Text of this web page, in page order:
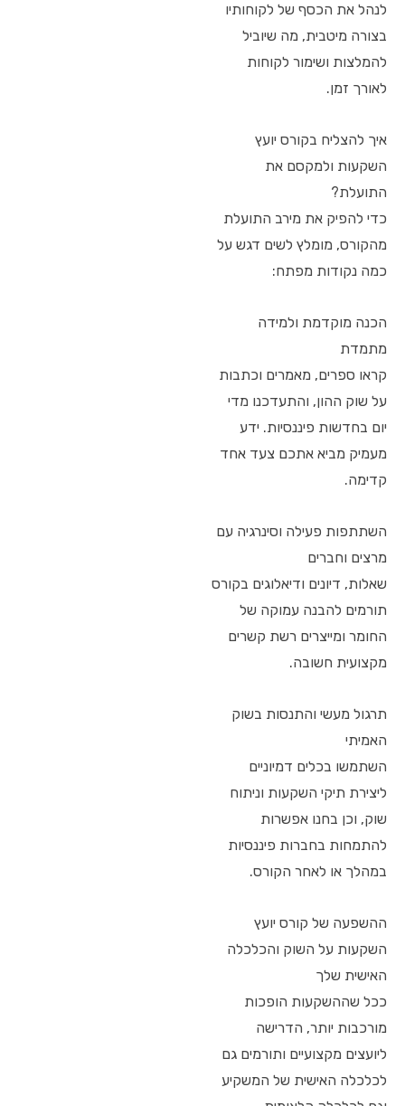
לנהל את הכסף של לקוחותיו
בצורה מיטבית, מה שיוביל
להמלצות ושימור לקוחות
לאורך זמן.
איך להצליח בקורס יועץ
השקעות ולמקסם את
התועלת?
כדי להפיק את מירב התועלת
מהקורס, מומלץ לשים דגש על
כמה נקודות מפתח:
הכנה מוקדמת ולמידה
מתמדת
קראו ספרים, מאמרים וכתבות
על שוק ההון, והתעדכנו מדי
יום בחדשות פיננסיות. ידע
מעמיק מביא אתכם צעד אחד
קדימה.
השתתפות פעילה וסינרגיה עם
מרצים וחברים
שאלות, דיונים ודיאלוגים בקורס
תורמים להבנה עמוקה של
החומר ומייצרים רשת קשרים
מקצועית חשובה.
תרגול מעשי והתנסות בשוק
האמיתי
השתמשו בכלים דמיוניים
ליצירת תיקי השקעות וניתוח
שוק, וכן בחנו אפשרות
להתמחות בחברות פיננסיות
במהלך או לאחר הקורס.
ההשפעה של קורס יועץ
השקעות על השוק והכלכלה
האישית שלך
ככל שההשקעות הופכות
מורכבות יותר, הדרישה
ליועצים מקצועיים ותורמים גם
לכלכלה האישית של המשקיע